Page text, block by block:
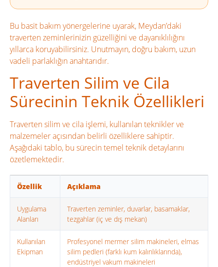
Bu basit bakım yönergelerine uyarak, Meydan’daki
traverten zeminlerinizin güzelliğini ve dayanıklılığını
yıllarca koruyabilirsiniz. Unutmayın, doğru bakım, uzun
vadeli parlaklığın anahtarıdır.
Traverten Silim ve Cila
Sürecinin Teknik Özellikleri
Traverten silim ve cila işlemi, kullanılan teknikler ve
malzemeler açısından belirli özelliklere sahiptir.
Aşağıdaki tablo, bu sürecin temel teknik detaylarını
özetlemektedir.
Özellik Açıklama
Uygulama
Alanları
Traverten zeminler, duvarlar, basamaklar,
tezgahlar (iç ve dış mekan)
Kullanılan
Ekipman
Profesyonel mermer silim makineleri, elmas
silim pedleri (farklı kum kalınlıklarında),
endüstriyel vakum makineleri